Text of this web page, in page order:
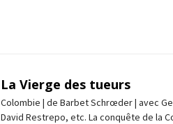
La Vierge des tueurs
Colombie | de Barbet Schrœder | avec
David Restrepo, etc. La conquête de la